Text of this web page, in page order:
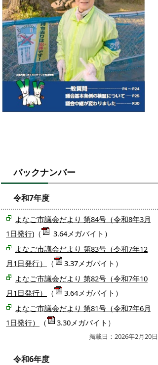
バックナンバー
令和7年度
よなご市議会だより 第84号（令和8年3月
1日発行) （
3.64メガバイト）
よなご市議会だより 第83号（令和7年12
月1日発行）
（
3.37メガバイト）
よなご市議会だより 第82号（令和7年10
月1日発行）
（
3.64メガバイト）
よなご市議会だより 第81号（令和7年6月
1日発行）
（ 3.30メガバイト）
掲載日：2026年2月20日
令和6年度